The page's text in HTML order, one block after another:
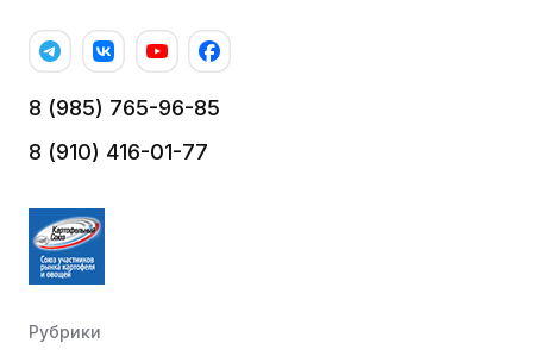
8 (985) 765-96-85
8 (910) 416-01-77
Рубрики